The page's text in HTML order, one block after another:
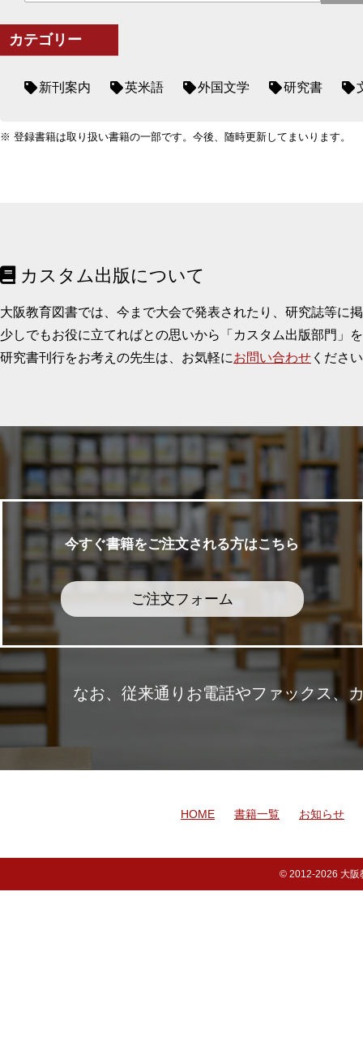
カテゴリー
新刊案内 英米語 外国文学 研究書
※ 登録書籍は取り扱い書籍の一部です。今後、随時更新してまいります。
カスタム出版について
大阪教育図書では、今まで大会で発表されたり、研究誌等に
少しでもお役に立てればとの思いから「カスタム出版部門」
研究書刊行をお考えの先生は、お気軽にお問い合わせ くださ
今すぐ書籍をご注文される方はこちら
ご注文フォーム
なお、従来通りお電話やファックス、
HOME 書籍一覧 お知らせ
© 2012-2026 大阪